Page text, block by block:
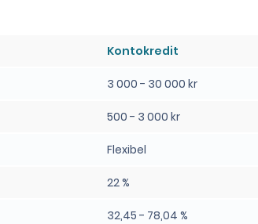
Kontokredit
3 000 - 30 000 kr
500 - 3 000 kr
Flexibel
22 %
32,45 - 78,04 %